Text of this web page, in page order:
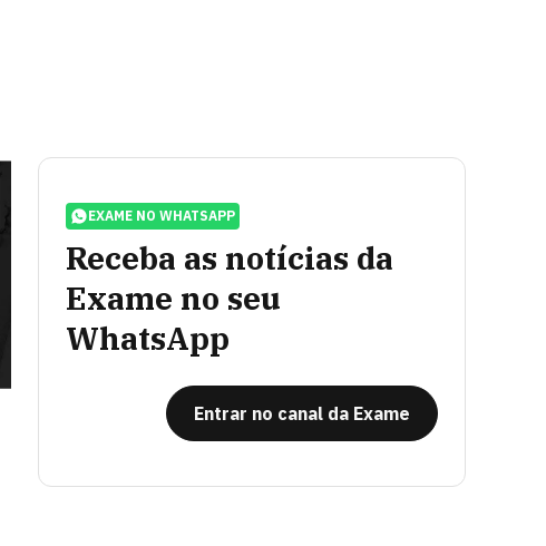
EXAME NO WHATSAPP
Receba as notícias da
Exame no seu
WhatsApp
Entrar no canal da Exame